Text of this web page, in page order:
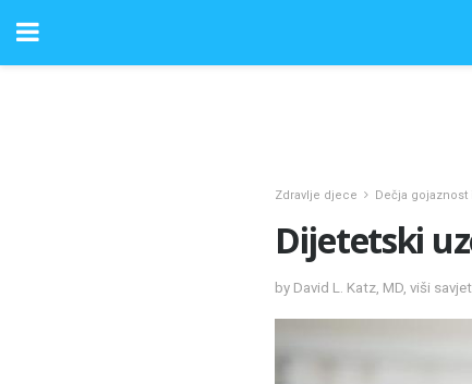
Zdravlje djece Dečja
Dijetetski
by David L. Katz, MD, viši